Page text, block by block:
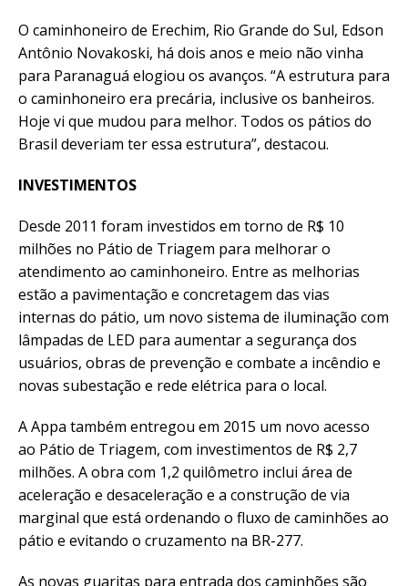
O caminhoneiro de Erechim, Rio Grande do Sul, Edson
Antônio Novakoski, há dois anos e meio não vinha
para Paranaguá elogiou os avanços. “A estrutura para
o caminhoneiro era precária, inclusive os banheiros.
Hoje vi que mudou para melhor. Todos os pátios do
Brasil deveriam ter essa estrutura”, destacou.
INVESTIMENTOS
Desde 2011 foram investidos em torno de R$ 10
milhões no Pátio de Triagem para melhorar o
atendimento ao caminhoneiro. Entre as melhorias
estão a pavimentação e concretagem das vias
internas do pátio, um novo sistema de iluminação com
lâmpadas de LED para aumentar a segurança dos
usuários, obras de prevenção e combate a incêndio e
novas subestação e rede elétrica para o local.
A Appa também entregou em 2015 um novo acesso
ao Pátio de Triagem, com investimentos de R$ 2,7
milhões. A obra com 1,2 quilômetro inclui área de
aceleração e desaceleração e a construção de via
marginal que está ordenando o fluxo de caminhões ao
pátio e evitando o cruzamento na BR-277.
As novas guaritas para entrada dos caminhões são